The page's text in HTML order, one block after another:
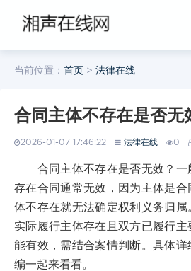
当前位置： 首页 > 法律在线
合同主体不存在是否无
2026-01-07 17:46:22 法律在线 0
合同主体不存在是否无效？一
存在合同通常无效，因为主体是
体不存在就无法确定权利义务归
实际履行主体存在且双方已履行主
能有效，需结合案情判断。具体详
编一起来看看。